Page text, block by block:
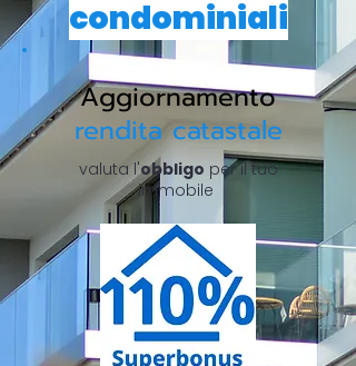
condominiali
Aggiornamento
rendita catastale
valuta l'obbligo per il tuo
immobile